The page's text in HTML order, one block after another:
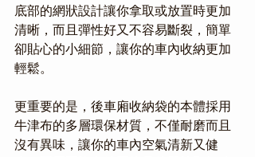
底部的網狀設計讓你拿取或放置時更加
清晰，而且彈性好又不容易斷裂，簡單
卻貼心的小細節，讓你的車內收納更加
輕鬆。
更重要的是，後車廂收納袋的本體採用
牛津布的多層環保材質，不僅耐磨而且
沒有異味，讓你的車內空氣清新又健